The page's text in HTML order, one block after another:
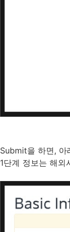
Submit을 하면, 아
1단계 정보는 해